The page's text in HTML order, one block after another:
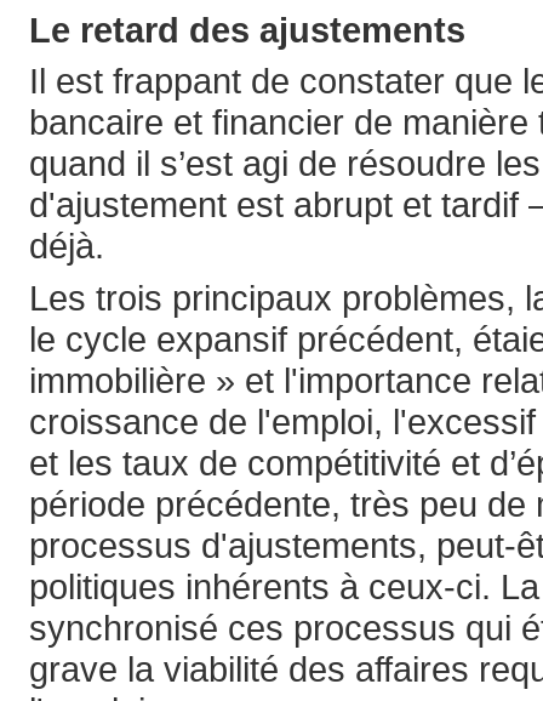
Le retard des ajustements
Il est frappant de constater que
bancaire et financier de
quand il s’est agi de résoudre
d'ajustement est abrupt et tardif
déjà.
Les trois principaux problèmes,
le cycle expansif précédent,
immobilière » et l'importance
croissance de l'emploi,
et les taux de compétitivité et
période précédente, très peu
processus d'ajustements, peut-
politiques inhérents à ceux-ci.
synchronisé ces processus qui
grave la viabilité des affaires